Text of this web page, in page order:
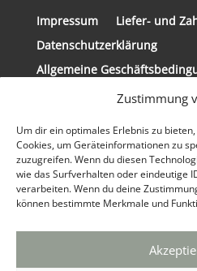
Zustimmung
Um dir ein optimales Erlebnis zu
Cookies, um Geräteinformationen zu
zuzugreifen. Wenn du diesen
wie das Surfverhalten oder eindeutige
verarbeiten. Wenn du deine
können bestimmte Merkmale und
Impressum
Liefer- und
Datenschutzerklärung
Allgemeine
Widerrufsbelehrung
© 2024 Copyright
der Website: tpi Media
030 / 629 33 92 90